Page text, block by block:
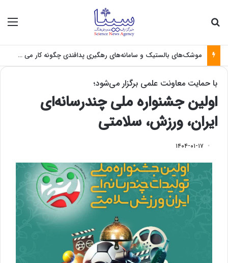
موشک‌های بالستیک و سامانه‌های رهگیری پدافندی چگونه کار می کنند؟
با حمایت معاونت علمی برگزار می‌شود؛
اولین جشنواره ملی چندرسانه‌ای
ایران، ورزش، سلامتی
۱۴۰۴-۰۱-۱۷